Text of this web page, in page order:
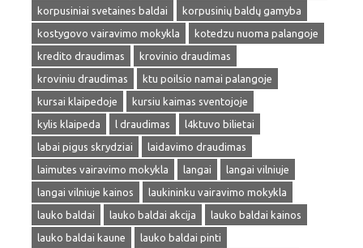
korpusiniai svetaines baldai
korpusinių baldų gamyba
kostygovo vairavimo mokykla
kotedzu nuoma palangoje
kredito draudimas
krovinio draudimas
kroviniu draudimas
ktu poilsio namai palangoje
kursai klaipedoje
kursiu kaimas sventojoje
kylis klaipeda
l draudimas
l4ktuvo bilietai
labai pigus skrydziai
laidavimo draudimas
laimutes vairavimo mokykla
langai
langai vilniuje
langai vilniuje kainos
laukininku vairavimo mokykla
lauko baldai
lauko baldai akcija
lauko baldai kainos
lauko baldai kaune
lauko baldai pinti